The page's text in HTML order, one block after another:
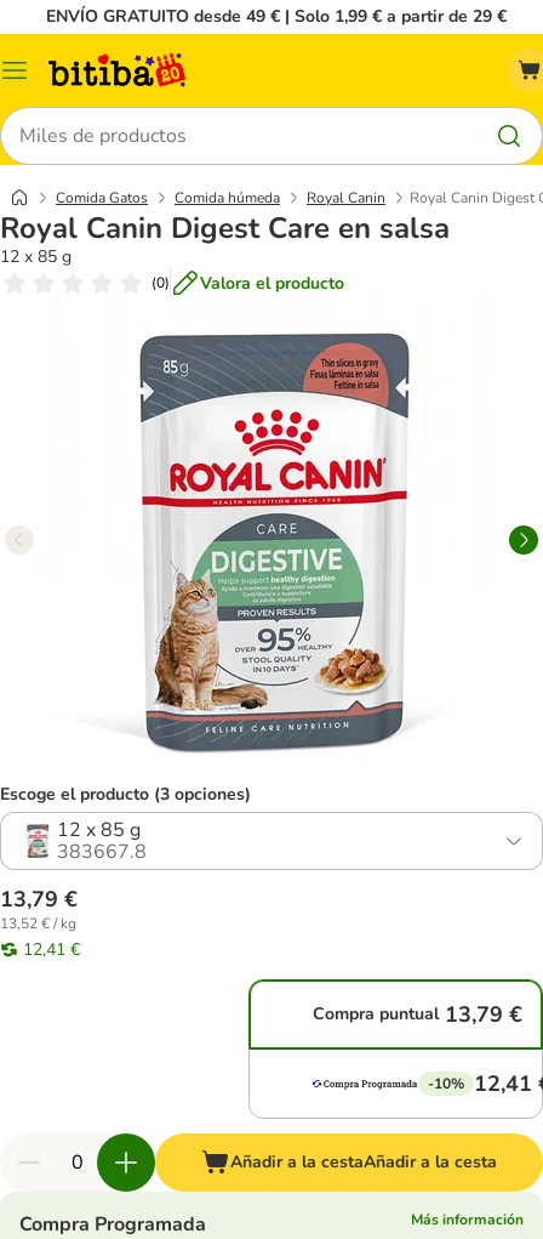
ENVÍO GRATUITO desde 49 € | Solo 1,99 € a partir de 29 €
Menú
Buscar
Comida Gatos Comida húmeda Royal Canin Royal Canin Digest
Royal Canin Digest Care en salsa
12 x 85 g
(0) Valora el producto
Escoge el producto (3 opciones)
12 x 85 g
383667.8
13,79 €
13,52 € / kg
12,41 €
Compra puntual 13,79 €
-10% 12,41
Añadir a la cestaAñadir a la cesta
Compra Programada
Más información